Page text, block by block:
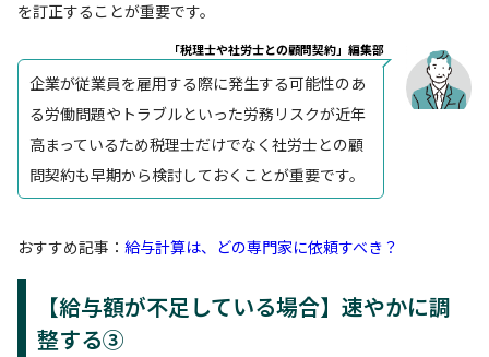
を訂正することが重要です。
「税理士や社労士との顧問契約」編集部
企業が従業員を雇用する際に発生する可能性のあ
る労働問題やトラブルといった労務リスクが近年
高まっているため税理士だけでなく社労士との顧
問契約も早期から検討しておくことが重要です。
おすすめ記事： 給与計算は、どの専門家に依頼すべき？
【給与額が不足している場合】速やかに調
整する③